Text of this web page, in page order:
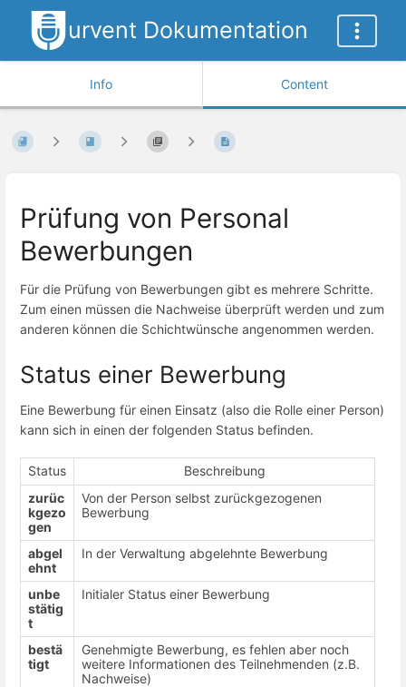
urvent Dokumentation
Info Content
Prüfung von Personal
Bewerbungen
Für die Prüfung von Bewerbungen gibt es mehrere Schritte.
Zum einen müssen die Nachweise überprüft werden und zum
anderen können die Schichtwünsche angenommen werden.
Status einer Bewerbung
Eine Bewerbung für einen Einsatz (also die Rolle einer Person)
kann sich in einen der folgenden Status befinden.
Status
Beschreibung
zurüc
kgezo
gen
Von der Person selbst zurückgezogenen
Bewerbung
abgel
ehnt
In der Verwaltung abgelehnte Bewerbung
unbe
stätig
t
Initialer Status einer Bewerbung
bestä
tigt
Genehmigte Bewerbung, es fehlen aber noch
weitere Informationen des Teilnehmenden (z.B.
Nachweise)